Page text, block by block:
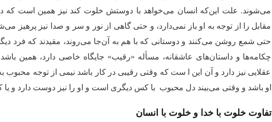
می‌شوند. علت این‌که انسان می‌خواهد با دوستش خلوت کند نیز همین است
مقابل را از توجه به او باز نمی‌دارد، و حتی گاهی از نور و سر و صدا نیز پرهیز
حتی شمع روشن می‌کنند و دوستانی که با هم به آن‌جا می‌روند، مقیدند که فرد
چکامه‌ها و داستان‌های عاشقانه، مسأله «رقیب» جایگاه خاصی دارد، همین
عقلایی نیز دارد و آن این ا ست که وقتی رقیبی در کار باشد نیمی از توجه
او باشد و وقتی می‌بیند دل محبوب با کس دیگری است و او را نیز دوست دارد
تفاوت خلوت با خدا و خلوت با انسان